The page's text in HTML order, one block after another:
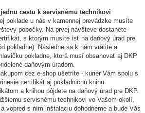
cestu k servisnému technikovi
poklade u nás v kamennej prevádzke musíte
pobočky. Na prvej návšteve dostanete
s ktorým musíte ísť na daňový úrad pre
pokladne). Následne sa k nám vrátite a
pokladne, ktorá musí obsahovať aj DKP
daňovým úradom.
cez e-shop ušetríte - kuriér Vám spolu s
certifikát aj pokladničnú knihu.
a knihou pôjdete na daňový úrad pre DKP.
servisnému technikovi vo Vašom okolí,
vopred s ním inštaláciu dohodneme a bude Vás